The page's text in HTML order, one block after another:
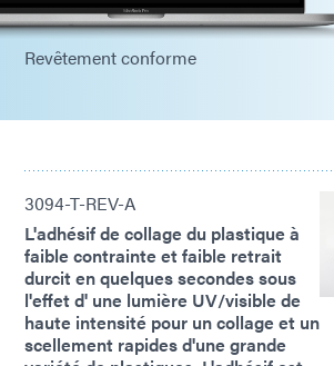
Revêtement conforme
3094-T-REV-A
L'adhésif de collage du plastique à
faible contrainte et faible retrait
durcit en quelques secondes sous
l'effet d' une lumière UV/visible de
haute intensité pour un collage et un
scellement rapides d'une grande